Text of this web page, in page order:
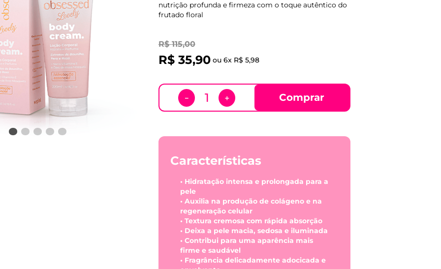
nutrição profunda e firmeza com o toque autêntico do
frutado floral
R$ 115,00
R$ 35,90 ou6x R$ 5,98
＋
－ Comprar
Características
• Hidratação intensa e prolongada para a
pele
• Auxilia na produção de colágeno e na
regeneração celular
• Textura cremosa com rápida absorção
• Deixa a pele macia, sedosa e iluminada
• Contribui para uma aparência mais
firme e saudável
• Fragrância delicadamente adocicada e